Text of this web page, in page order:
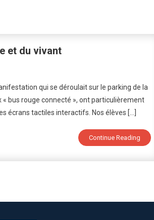
et du vivant
qui se déroulait sur le parking de la
« bus rouge connecté », ont particulièrement
écrans tactiles interactifs. Nos élèves […]
Continue Reading